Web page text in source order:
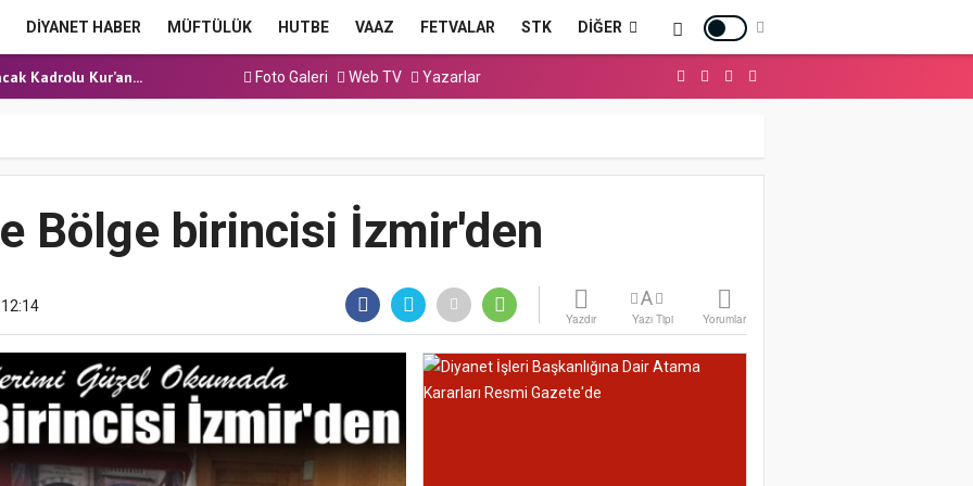
DİYANET HABER MÜFTÜLÜK HUTBE VAAZ FETVALAR STK DIĞER
Hutbesi
Hutbesi
Kadrolu Kur’an...
(Sözlü) So...
Hutbesi
Hutbesi
Hutbesi
Foto Galeri Web TV Yazarlar
Bölge birincisi İzmir'den
Yazdır
A
Yazı Tipi Yorumlar